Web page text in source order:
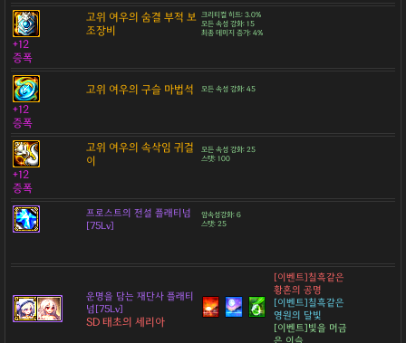
고위 여우의 숨결 부적 보
조장비
크리티컬 히트: 3.0%
모든 속성 강화: 15
최종 데미지 증가: 4%
+12
증폭
고위 여우의 구슬 마법석 모든 속성 강화: 45
+12
증폭
고위 여우의 속삭임 귀걸
이
모든 속성 강화: 25
스탯: 100
+12
증폭
프로스트의 전설 플래티넘
[75Lv]
암속성강화: 6
스탯: 25
운명을 담는 재단사 플래티
넘[75Lv]
SD 태초의 세리아
[이벤트]칠흑같은
황혼의 공명
[이벤트]칠흑같은
영원의 달빛
[이벤트]빛을 머금
은 이슬